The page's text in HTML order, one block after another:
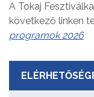
A Tokaj
következő linken
programok 2026